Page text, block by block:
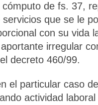
de fs. 37,
que se le
con su vida
irregular
decreto 460/99.
el particular caso
actividad